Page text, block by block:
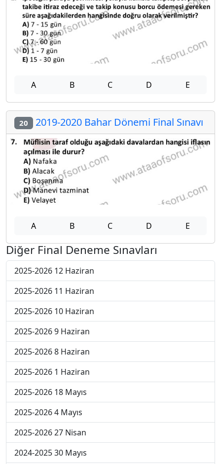
A B C D E
20 2019-2020 Bahar Dönemi Final Sınavı
A B C D E
Diğer Final Deneme Sınavları
2025-2026 12 Haziran
2025-2026 11 Haziran
2025-2026 10 Haziran
2025-2026 9 Haziran
2025-2026 8 Haziran
2025-2026 1 Haziran
2025-2026 18 Mayıs
2025-2026 4 Mayıs
2025-2026 27 Nisan
2024-2025 30 Mayıs